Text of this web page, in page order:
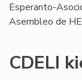
Esperanto-
Asembleo de
CDELI